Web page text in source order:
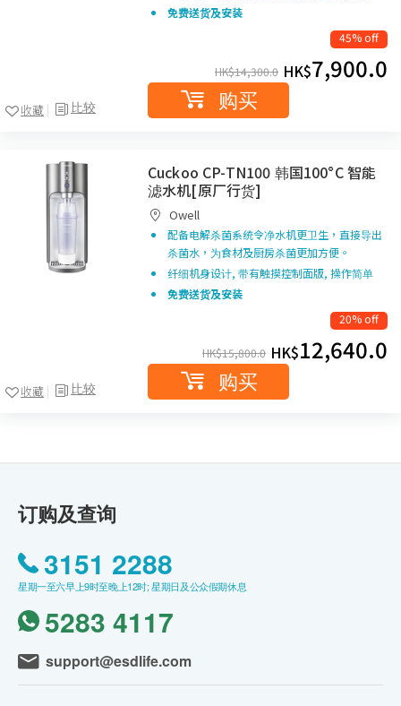
比较
收藏
免费送货及安装
45% off
HK$14,300.0 HK$7,900.0
购买
比较
收藏
Cuckoo CP-TN100 韩国100°C 智能
滤水机[原厂行货]
Owell
配备电解杀菌系统令净水机更卫生，直接导出
杀菌水，为食材及厨房杀菌更加方便。
纤细机身设计, 带有触摸控制面版, 操作简单
免费送货及安装
20% off
HK$15,800.0 HK$12,640.0
购买
订购及查询
3151 2288
星期一至六早上9时至晚上12时; 星期日及公众假期休息
5283 4117
support@esdlife.com